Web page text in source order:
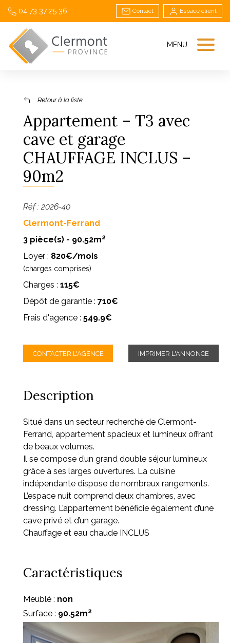
04 73 37 25 36 Contact Espace client
MENU
Retour à la liste
Appartement – T3 avec
cave et garage
CHAUFFAGE INCLUS –
90m2
Réf : 2026-40
Clermont-Ferrand
3 pièce(s) - 90.52m2
Loyer : 820€/mois
(charges comprises)
Charges : 115€
Dépôt de garantie : 710€
Frais d'agence : 549.9€
CONTACTER L'AGENCE IMPRIMER L'ANNONCE
Description
Situé dans un secteur recherché de Clermont-
Ferrand, appartement spacieux et lumineux offrant
de beaux volumes.
Il se compose d’un grand double séjour lumineux
grâce à ses larges ouvertures. La cuisine
indépendante dispose de nombreux rangements.
L’espace nuit comprend deux chambres, avec
dressing. L’appartement bénéficie également d’une
cave privé et d’un garage.
Chauffage et eau chaude INCLUS
Caractéristiques
Meublé : non
Surface : 90.52m2